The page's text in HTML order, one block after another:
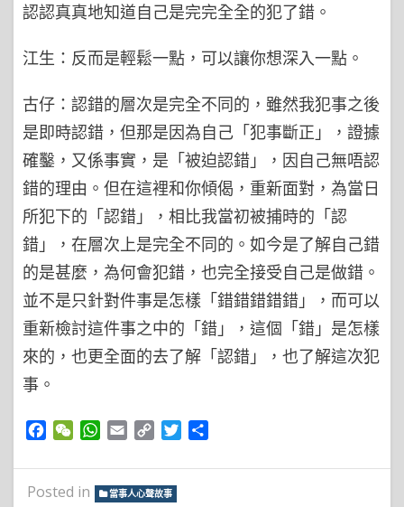
認認真真地知道自己是完完全全的犯了錯。
江生：反而是輕鬆一點，可以讓你想深入一點。
古仔：認錯的層次是完全不同的，雖然我犯事之後
是即時認錯，但那是因為自己「犯事斷正」，證據
確鑿，又係事實，是「被迫認錯」，因自己無唔認
錯的理由。但在這裡和你傾偈，重新面對，為當日
所犯下的「認錯」，相比我當初被捕時的「認
錯」，在層次上是完全不同的。如今是了解自己錯
的是甚麼，為何會犯錯，也完全接受自己是做錯。
並不是只針對件事是怎樣「錯錯錯錯錯」，而可以
重新檢討這件事之中的「錯」，這個「錯」是怎樣
來的，也更全面的去了解「認錯」，也了解這次犯
事。
Facebook
WeChatWhatsApp
Email Copy
Twitter
Posted in 當事人心聲故事